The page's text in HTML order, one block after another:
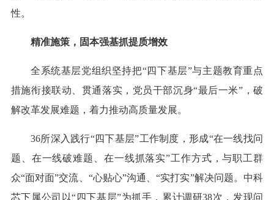
性。
精准施策，固本强基抓提质增效
全系统基层党组织坚持把“四下基层”与主题教育重点
措施衔接联动、贯通落实，党员干部沉身“最后一米”，破
解改革发展难题，着力推动高质量发展。
36所深入践行“四下基层”工作制度，形成“在一线找问
题、在一线破难题、在一线抓落实”工作方式，与职工群
众“面对面”交流、“心贴心”沟通、“实打实”解决问题。中科
芯下属公司以“四下基层”为抓手，累计调研38次，发现问